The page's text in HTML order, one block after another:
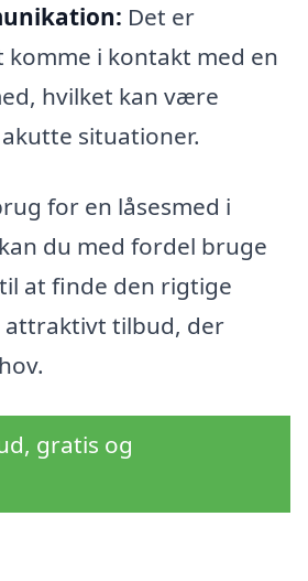
Det er
komme i kontakt med en
hvilket kan være
situationer.
for en låsesmed i
du med fordel bruge
at finde den rigtige
attraktivt tilbud, der
gratis og